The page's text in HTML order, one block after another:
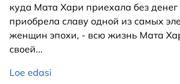
куда Мата Хари приехала без денег
приобрела славу одной из самых
женщин эпохи, - всю жизнь Мата
своей...
Loe edasi